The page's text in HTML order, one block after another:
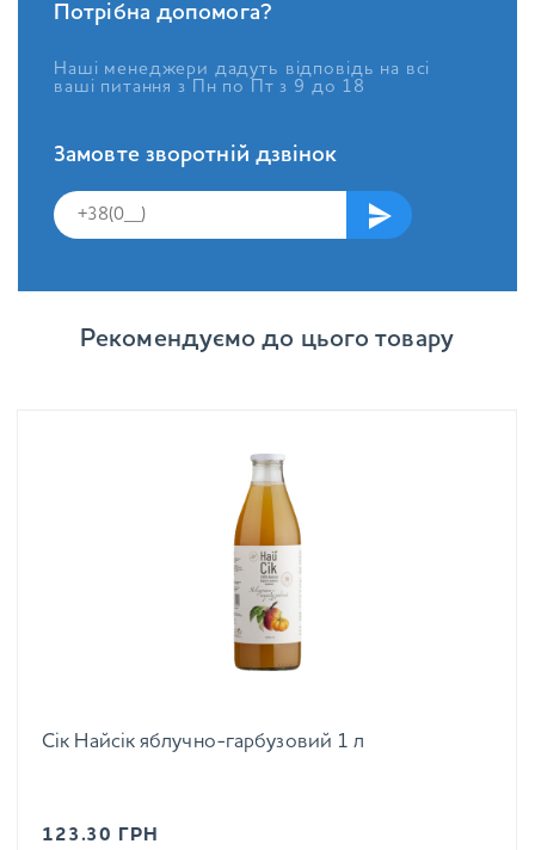
Потрібна допомога?
Наші менеджери дадуть відповідь на всі
ваші питання з Пн по Пт з 9 до 18
Замовте зворотній дзвінок
Рекомендуємо до цього товару
Сік Найсік яблучно-гарбузовий 1 л
123.30 ГРН